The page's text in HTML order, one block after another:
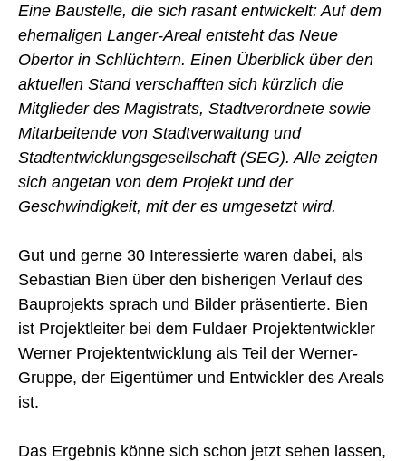
Eine Baustelle, die sich rasant entwickelt: Auf dem
ehemaligen Langer-Areal entsteht das Neue
Obertor in Schlüchtern. Einen Überblick über den
aktuellen Stand verschafften sich kürzlich die
Mitglieder des Magistrats, Stadtverordnete sowie
Mitarbeitende von Stadtverwaltung und
Stadtentwicklungsgesellschaft (SEG). Alle zeigten
sich angetan von dem Projekt und der
Geschwindigkeit, mit der es umgesetzt wird.
Gut und gerne 30 Interessierte waren dabei, als
Sebastian Bien über den bisherigen Verlauf des
Bauprojekts sprach und Bilder präsentierte. Bien
ist Projektleiter bei dem Fuldaer Projektentwickler
Werner Projektentwicklung als Teil der Werner-
Gruppe, der Eigentümer und Entwickler des Areals
ist.
Das Ergebnis könne sich schon jetzt sehen lassen,